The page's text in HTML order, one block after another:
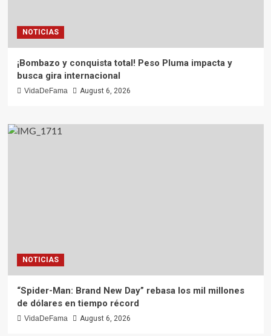
NOTICIAS
¡Bombazo y conquista total! Peso Pluma impacta y
busca gira internacional
VidaDeFama August 6, 2026
NOTICIAS
“Spider-Man: Brand New Day” rebasa los mil millones
de dólares en tiempo récord
VidaDeFama August 6, 2026